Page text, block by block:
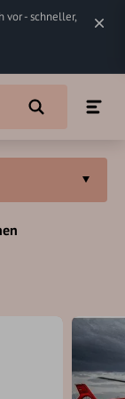
vor - schneller,